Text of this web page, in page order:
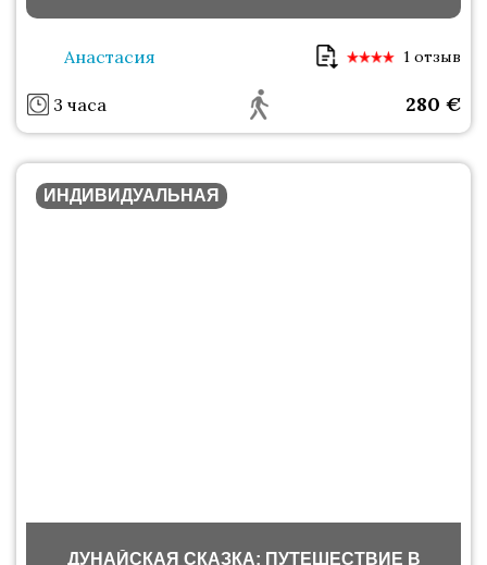
Анастасия 1 отзыв
3 часа 280 €
ИНДИВИДУАЛЬНАЯ
ДУНАЙСКАЯ СКАЗКА: ПУТЕШЕСТВИЕ В